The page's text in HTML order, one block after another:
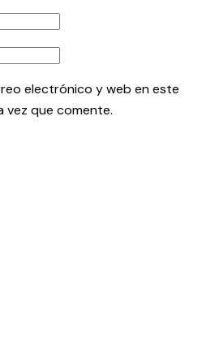
electrónico y web en este
vez que comente.